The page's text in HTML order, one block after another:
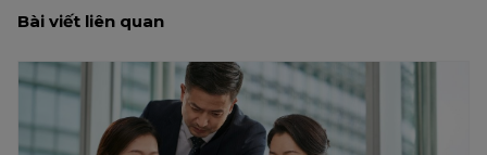
Bài viết liên quan